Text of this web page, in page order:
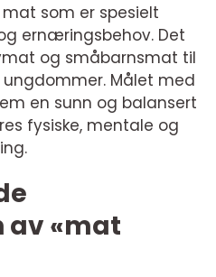
som er spesielt
ernæringsbehov. Det
og småbarnsmat til
Målet med
en sunn og balansert
fysiske, mentale og
av «mat